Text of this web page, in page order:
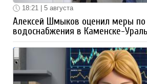
18:21 | 5 августа
Алексей Шмыков оценил меры по
водоснабжения в Каменске-